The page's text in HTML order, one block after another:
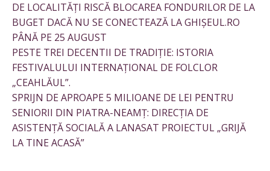
DE LOCALITĂȚI RISCĂ BLOCAREA FONDURILOR DE LA
BUGET DACĂ NU SE CONECTEAZĂ LA GHIȘEUL.RO
PÂNĂ PE 25 AUGUST
PESTE TREI DECENTII DE TRADIȚIE: ISTORIA
FESTIVALULUI INTERNAȚIONAL DE FOLCLOR
„CEAHLĂUL”.
SPRIJN DE APROAPE 5 MILIOANE DE LEI PENTRU
SENIORII DIN PIATRA-NEAMȚ: DIRECȚIA DE
ASISTENȚĂ SOCIALĂ A LANASAT PROIECTUL „GRIJĂ
LA TINE ACASĂ”